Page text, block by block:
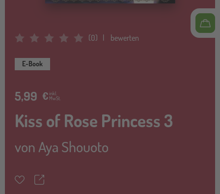
Average Rating: 0 (0) bewerten
E-Book
5,99 €inkl.
MwSt.
Kiss of Rose Princess 3
von Aya Shouoto
MerkzettelTeilen